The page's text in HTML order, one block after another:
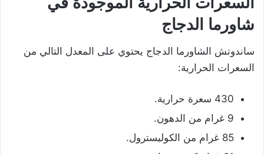
شاورما الدجاج
ساندوتش الشاورما الدجاج يحتوي على المعدل التالي من
السعرات الحرارية:
430 سعرة حرارية.
9 غرام من الدهون.
85 غرام من الكوليسترول.